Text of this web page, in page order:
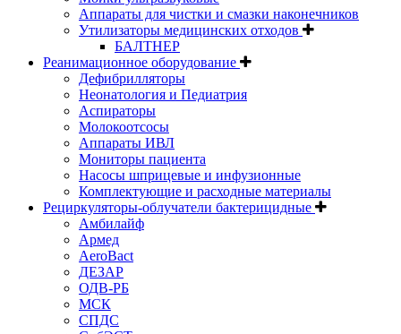
Аппараты для чистки и смазки наконечников
Утилизаторы медицинских отходов
БАЛТНЕР
Реанимационное оборудование
Дефибрилляторы
Неонатология и Педиатрия
Аспираторы
Молокоотсосы
Аппараты ИВЛ
Мониторы пациента
Насосы шприцевые и инфузионные
Комплектующие и расходные материалы
Рециркуляторы-облучатели бактерицидные
Амбилайф
Армед
AeroBact
ДЕЗАР
ОДВ-РБ
МСК
СПДС